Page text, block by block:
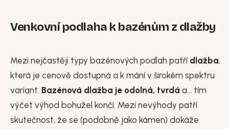
Venkovní podlaha k bazénům z dlažby
Mezi nejčastěji typy bazénových podlah patří dlažba,
která je cenově dostupná a k mání v širokém spektru
variant. Bazénová dlažba je odolná, tvrdá a... tím
výčet výhod bohužel končí. Mezi nevýhody patří
skutečnost, že se (podobně jako kámen) dokáže